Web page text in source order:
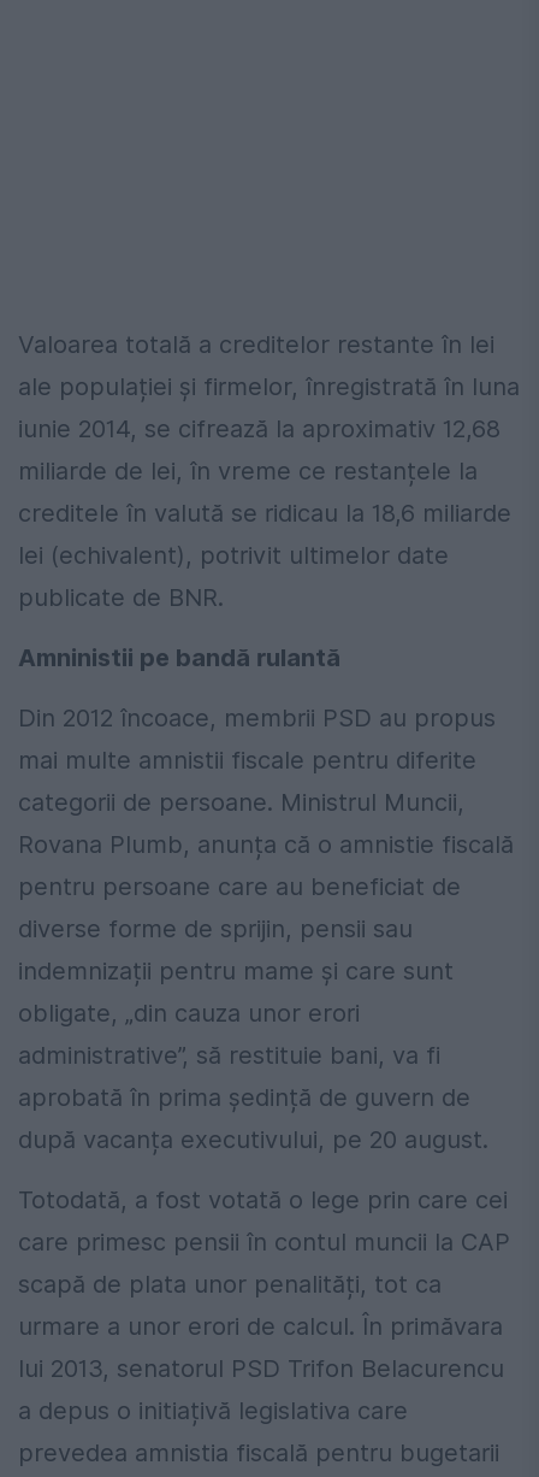
Valoarea totală a creditelor restante în lei
ale populației și firmelor, înregistrată în luna
iunie 2014, se cifrează la aproximativ 12,68
miliarde de lei, în vreme ce restanțele la
creditele în valută se ridicau la 18,6 miliarde
lei (echivalent), potrivit ultimelor date
publicate de BNR.
Amninistii pe bandă rulantă
Din 2012 încoace, membrii PSD au propus
mai multe amnistii fiscale pentru diferite
categorii de persoane. Ministrul Muncii,
Rovana Plumb, anunța că o amnistie fiscală
pentru persoane care au beneficiat de
diverse forme de sprijin, pensii sau
indemnizații pentru mame și care sunt
obligate, „din cauza unor erori
administrative”, să restituie bani, va fi
aprobată în prima ședință de guvern de
după vacanța executivului, pe 20 august.
Totodată, a fost votată o lege prin care cei
care primesc pensii în contul muncii la CAP
scapă de plata unor penalități, tot ca
urmare a unor erori de calcul. În primăvara
lui 2013, senatorul PSD Trifon Belacurencu
a depus o initiațivă legislativa care
prevedea amnistia fiscală pentru bugetarii